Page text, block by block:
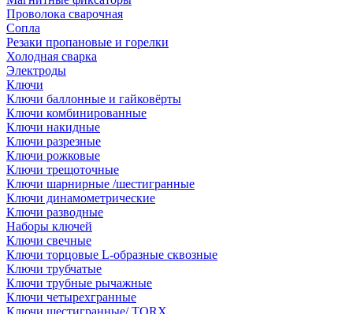
Проволока сварочная
Сопла
Резаки пропановые и горелки
Холодная сварка
Электроды
Ключи
Ключи баллонные и гайковёрты
Ключи комбинированные
Ключи накидные
Ключи разрезные
Ключи рожковые
Ключи трещоточные
Ключи шарнирные /шестигранные
Ключи динамометрические
Ключи разводные
Наборы ключей
Ключи свечные
Ключи торцовые L-образные сквозные
Ключи трубчатые
Ключи трубные рычажные
Ключи четырехгранные
Ключи шестигранные/ TORX